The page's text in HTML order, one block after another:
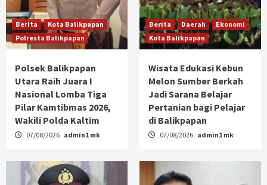
Berita
Kota Balikpapan
Polresta Balikpapan
Polsek Balikpapan
Utara Raih Juara I
Nasional Lomba Tiga
Pilar Kamtibmas 2026,
Wakili Polda Kaltim
07/08/2026 admin1 mk
Berita Daerah
Ekonomi
Kota Balikpapan
Wisata Edukasi Kebun
Melon Sumber Berkah
Jadi Sarana Belajar
Pertanian bagi Pelajar
di Balikpapan
07/08/2026 admin1 mk